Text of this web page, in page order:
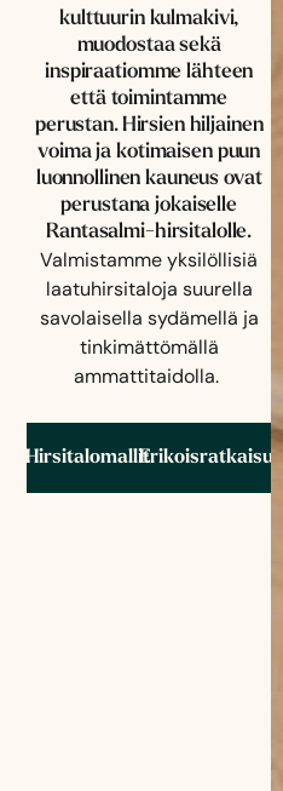
kulttuurin kulmakivi,
muodostaa sekä
inspiraatiomme lähteen
että toimintamme
perustan. Hirsien hiljainen
voima ja kotimaisen puun
luonnollinen kauneus ovat
perustana jokaiselle
Rantasalmi-hirsitalolle.
Valmistamme yksilöllisiä
laatuhirsitaloja suurella
savolaisella sydämellä ja
tinkimättömällä
ammattitaidolla.
HirsitalomallitErikoisratkaisut